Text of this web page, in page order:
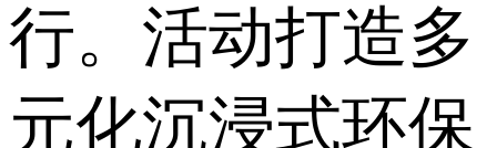
行。活动打造多
元化沉浸式环保